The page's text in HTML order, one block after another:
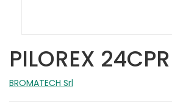
PILOREX 24CPR
BROMATECH Srl